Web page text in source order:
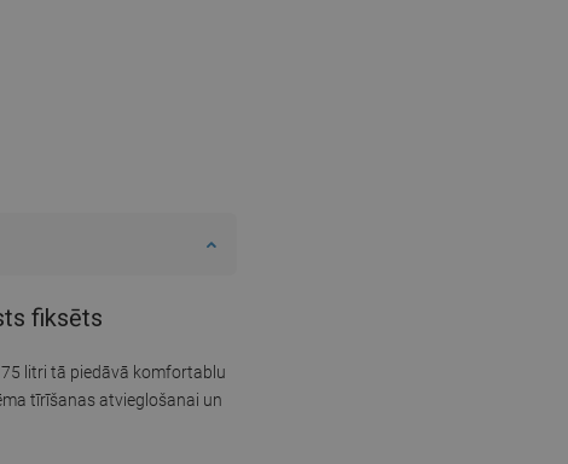
fiksēts
litri tā piedāvā komfortablu
tīrīšanas atvieglošanai un